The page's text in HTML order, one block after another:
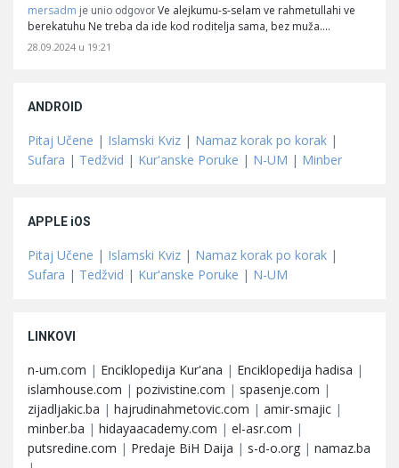
mersadm je unio odgovor Ve alejkumu-s-selam ve rahmetullahi ve
berekatuhu Ne treba da ide kod roditelja sama, bez muža.…
28.09.2024 u 19:21
ANDROID
Pitaj Učene | Islamski Kviz | Namaz korak po korak |
Sufara | Tedžvid | Kur'anske Poruke | N-UM | Minber
APPLE iOS
Pitaj Učene | Islamski Kviz | Namaz korak po korak |
Sufara | Tedžvid | Kur'anske Poruke | N-UM
LINKOVI
n-um.com | Enciklopedija Kur'ana | Enciklopedija hadisa |
islamhouse.com | pozivistine.com | spasenje.com |
zijadljakic.ba | hajrudinahmetovic.com | amir-smajic |
minber.ba | hidayaacademy.com | el-asr.com |
putsredine.com | Predaje BiH Daija | s-d-o.org | namaz.ba